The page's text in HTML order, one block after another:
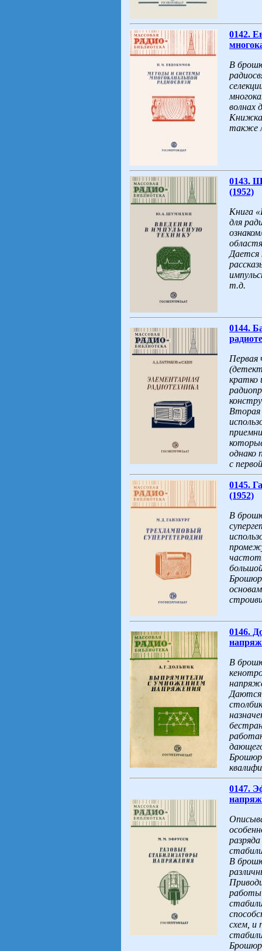
0142.
В
волнах
Книжка
также
0143.
(1952)
Книга
для
Дается
т.д.
0144.
Первая
кратко
Вторая
однако
с
0145.
(1952)
В
0146.
В
Даются
0147.
В
работы
схем, и